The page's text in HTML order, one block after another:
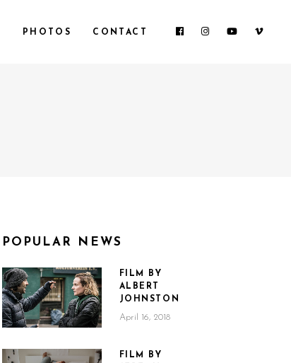
PHOTOS CONTACT
POPULAR NEWS
FILM BY
ALBERT
JOHNSTON
April 16, 2018
FILM BY